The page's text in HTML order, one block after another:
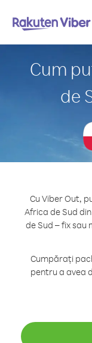
Cum
de
Cu Viber Out,
Africa de Sud
de Sud – fix sau
Cumpărați
pentru a avea